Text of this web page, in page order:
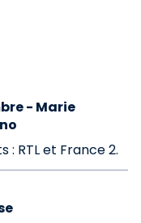
- Marie
: RTL et France 2.